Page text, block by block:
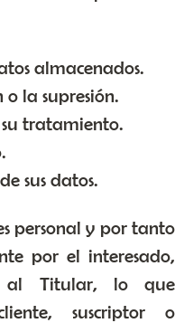
almacenados.
la supresión.
tratamiento.
sus datos.
personal y por tanto
por el interesado,
al Titular, lo que
suscriptor o